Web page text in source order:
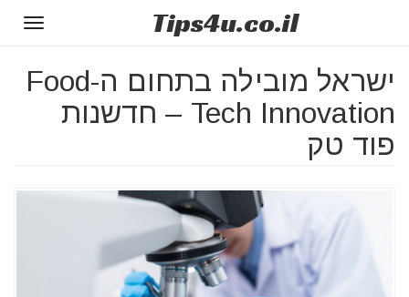
Tips4u.co.il
ישראל מובילה בתחום ה-Food
Tech Innovation – חדשנות
פוד טק